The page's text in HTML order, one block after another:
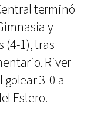
terminó
y
(4-1), tras
River
golear 3-0 a
Estero.